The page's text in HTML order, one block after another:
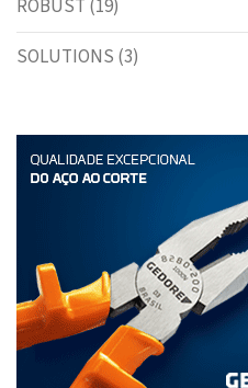
ROBUST (19)
SOLUTIONS (3)